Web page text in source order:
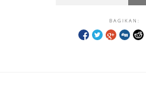
BAGIKAN: